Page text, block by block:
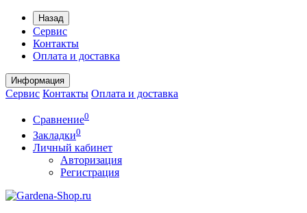
Назад
Сервис
Контакты
Оплата и доставка
Информация
Сервис Контакты Оплата и доставка
Сравнение0
Закладки0
Личный кабинет
Авторизация
Регистрация